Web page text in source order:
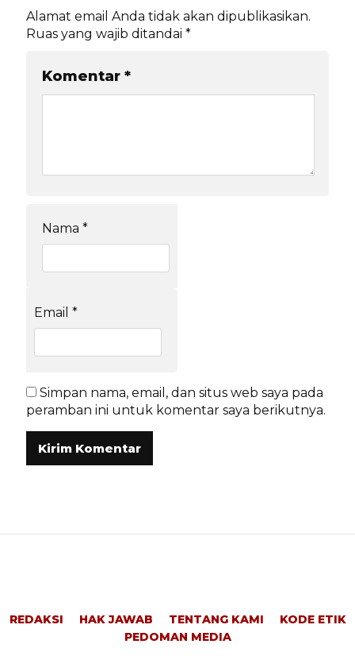
Alamat email Anda tidak akan dipublikasikan.
Ruas yang wajib ditandai *
Komentar *
Nama *
Email *
Simpan nama, email, dan situs web saya pada
peramban ini untuk komentar saya berikutnya.
REDAKSI HAK JAWAB TENTANG KAMI
KODE ETIK
PEDOMAN MEDIA